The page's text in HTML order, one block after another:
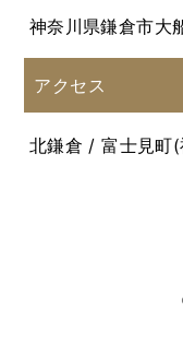
神奈川県鎌倉市大
アクセス
北鎌倉 / 富士見町(